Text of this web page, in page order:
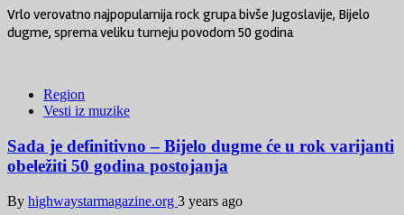
Vrlo verovatno najpopularnija rock grupa bivše Jugoslavije, Bijelo
dugme, sprema veliku turneju povodom 50 godina
Region
Vesti iz muzike
Sada je definitivno – Bijelo dugme će u rok varijanti
obeležiti 50 godina postojanja
By highwaystarmagazine.org 3 years ago